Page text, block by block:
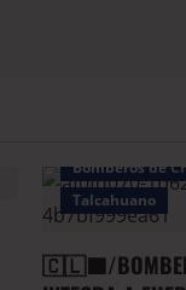
Bomberos de
Talcahuano
🇨🇱🟦/